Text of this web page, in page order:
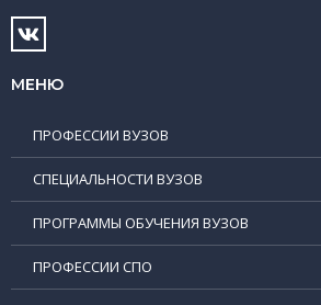
МЕНЮ
ПРОФЕССИИ ВУЗОВ
СПЕЦИАЛЬНОСТИ ВУЗОВ
ПРОГРАММЫ ОБУЧЕНИЯ ВУЗОВ
ПРОФЕССИИ СПО